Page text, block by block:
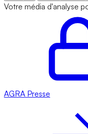
Votre média d'analyse
AGRA Presse